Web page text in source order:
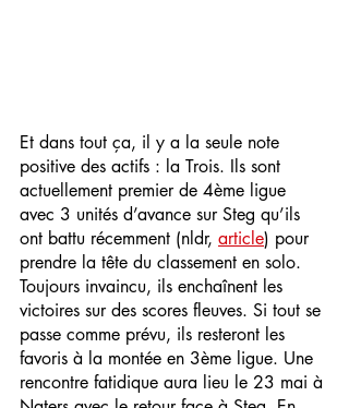
Et dans tout ça, il y a la seule note
positive des actifs : la Trois. Ils sont
actuellement premier de 4ème ligue
avec 3 unités d’avance sur Steg qu’ils
ont battu récemment (nldr, article) pour
prendre la tête du classement en solo.
Toujours invaincu, ils enchaînent les
victoires sur des scores fleuves. Si tout se
passe comme prévu, ils resteront les
favoris à la montée en 3ème ligue. Une
rencontre fatidique aura lieu le 23 mai à